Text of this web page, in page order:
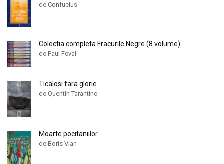
de Confucius
Colectia completa Fracurile Negre (8 volume)
de Paul Feval
Ticalosi fara glorie
de Quentin Tarantino
Moarte pocitaniilor
de Boris Vian